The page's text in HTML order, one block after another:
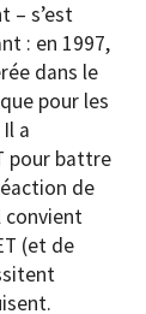
– s’est
: en 1997,
dans le
pour les
a
pour battre
de
convient
(et de